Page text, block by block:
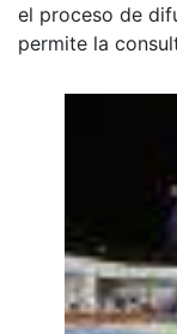
el proceso de
permite la